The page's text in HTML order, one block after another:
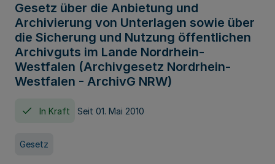
Gesetz über die Anbietung und
Archivierung von Unterlagen sowie über
die Sicherung und Nutzung öffentlichen
Archivguts im Lande Nordrhein-
Westfalen (Archivgesetz Nordrhein-
Westfalen - ArchivG NRW)
In Kraft Seit 01. Mai 2010
Gesetz